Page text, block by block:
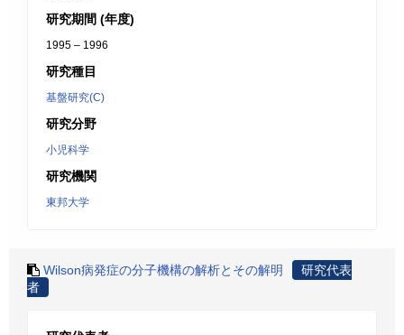
研究期間 (年度)
1995 – 1996
研究種目
基盤研究(C)
研究分野
小児科学
研究機関
東邦大学
Wilson病発症の分子機構の解析とその解明
研究代表
者